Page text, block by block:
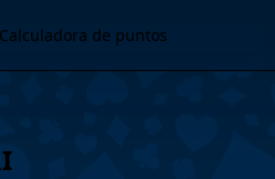
Calculadora de puntos